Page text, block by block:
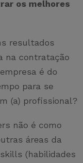
os melhores
resultados
na contratação
é do
para se
(a) profissional?
não é como
áreas da
(habilidades